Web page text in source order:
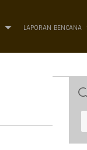
LAPORAN BENCANA